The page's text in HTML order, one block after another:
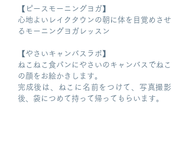
【ピースモーニングヨガ】
心地よいレイクタウンの朝に体を目覚めさせ
るモーニングヨガレッスン
【やさいキャンバスラボ】
ねこねこ食パンにやさいのキャンバスでねこ
の顔をお絵かきします。
完成後は、ねこに名前をつけて、写真撮影
後、袋につめて持って帰ってもらいます。